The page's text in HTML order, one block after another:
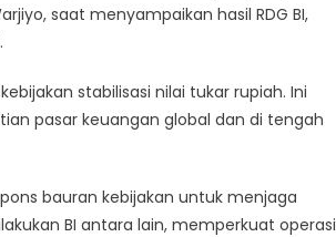
saat menyampaikan hasil RDG BI,
stabilisasi nilai tukar rupiah. Ini
pasar keuangan global dan di tengah
bauran kebijakan untuk menjaga
BI antara lain, memperkuat operasi